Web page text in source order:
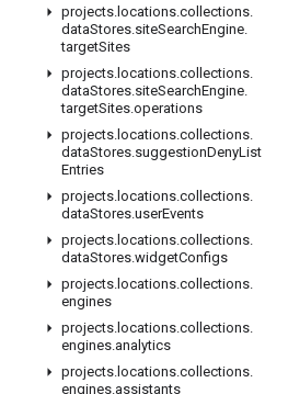
projects. locations.collections.
dataStores.siteSearchEngine.
targetSites
projects. locations.collections.
dataStores.siteSearchEngine.
targetSites.operations
projects. locations.collections.
dataStores.suggestionDenyList
Entries
projects. locations.collections.
dataStores.userEvents
projects. locations.collections.
dataStores.widgetConfigs
projects. locations.collections.
engines
projects. locations.collections.
engines.analytics
projects. locations.collections.
engines.assistants
Produits et tarification
Voir tous les produits
Tarifs de Google Cloud
Google Cloud Marketplace
Contacter le service commercial